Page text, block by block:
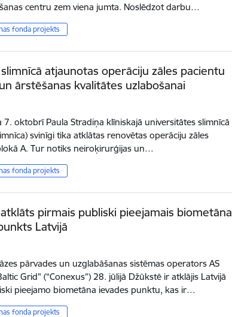
centru zem viena jumta. Noslēdzot darbu…
fonda projekts
atjaunotas operāciju zāles pacientu
ārstēšanas kvalitātes uzlabošanai
7. oktobrī Paula Stradiņa klīniskajā universitātes slimnīcā
svinīgi tika atklātas renovētas operāciju zāles
A. Tur notiks neiroķirurģijas un…
fonda projekts
pirmais publiski pieejamais biometāna
Latvijā
pārvades un uzglabāšanas sistēmas operators AS
Grid" (“Conexus”) 28. jūlijā Džūkstē ir atklājis Latvijā
pieejamo biometāna ievades punktu, kas ir…
fonda projekts